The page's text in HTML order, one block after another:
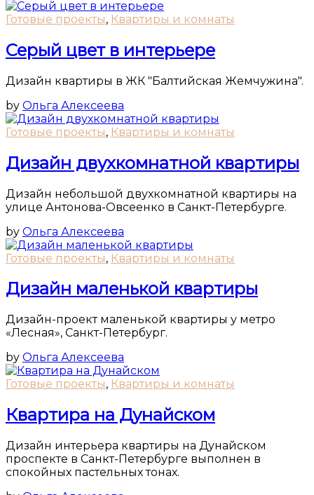
Готовые проекты, Квартиры и комнаты
Серый цвет в интерьере
Дизайн квартиры в ЖК "Балтийская Жемчужина".
by Ольга Алексеева
Готовые проекты, Квартиры и комнаты
Дизайн двухкомнатной квартиры
Дизайн небольшой двухкомнатной квартиры на
улице Антонова-Овсеенко в Санкт-Петербурге.
by Ольга Алексеева
Готовые проекты, Квартиры и комнаты
Дизайн маленькой квартиры
Дизайн-проект маленькой квартиры у метро
«Лесная», Санкт-Петербург.
by Ольга Алексеева
Готовые проекты, Квартиры и комнаты
Квартира на Дунайском
Дизайн интерьера квартиры на Дунайском
проспекте в Санкт-Петербурге выполнен в
спокойных пастельных тонах.